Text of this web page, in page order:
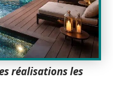
réalisations les